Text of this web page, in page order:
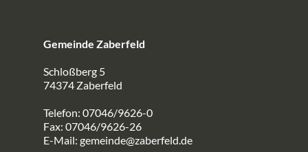
Gemeinde Zaberfeld
Schloßberg 5
74374 Zaberfeld
Telefon: 07046/9626-0
Fax: 07046/9626-26
E-Mail: gemeinde@zaberfeld.de